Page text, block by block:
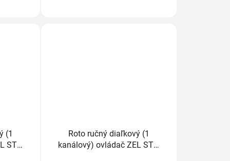
(1
STG
Roto ručný diaľkový (1
kanálový) ovládač ZEL STG